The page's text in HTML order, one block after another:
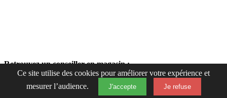
Ce site utilise des cookies pour améliorer votre expérience et
mesurer l’audience.
J'accepte Je refuse
Retrouvez un conseiller en magasin :
Du lundi au samedi de 10h à 19h15
Fermer